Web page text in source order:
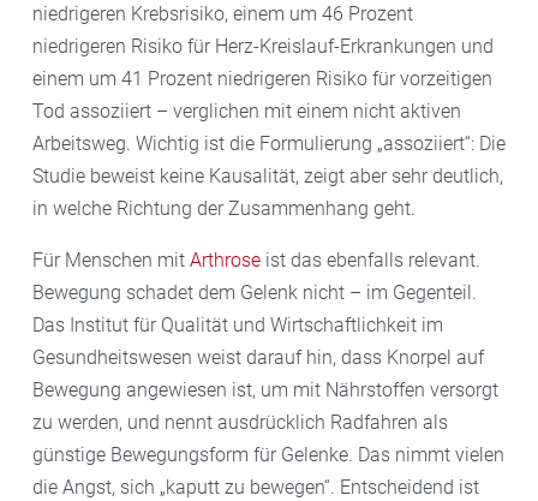
niedrigeren Krebsrisiko, einem um 46 Prozent
niedrigeren Risiko für Herz-Kreislauf-Erkrankungen und
einem um 41 Prozent niedrigeren Risiko für vorzeitigen
Tod assoziiert – verglichen mit einem nicht aktiven
Arbeitsweg. Wichtig ist die Formulierung „assoziiert“: Die
Studie beweist keine Kausalität, zeigt aber sehr deutlich,
in welche Richtung der Zusammenhang geht.
Für Menschen mit Arthrose ist das ebenfalls relevant.
Bewegung schadet dem Gelenk nicht – im Gegenteil.
Das Institut für Qualität und Wirtschaftlichkeit im
Gesundheitswesen weist darauf hin, dass Knorpel auf
Bewegung angewiesen ist, um mit Nährstoffen versorgt
zu werden, und nennt ausdrücklich Radfahren als
günstige Bewegungsform für Gelenke. Das nimmt vielen
die Angst, sich „kaputt zu bewegen“. Entscheidend ist